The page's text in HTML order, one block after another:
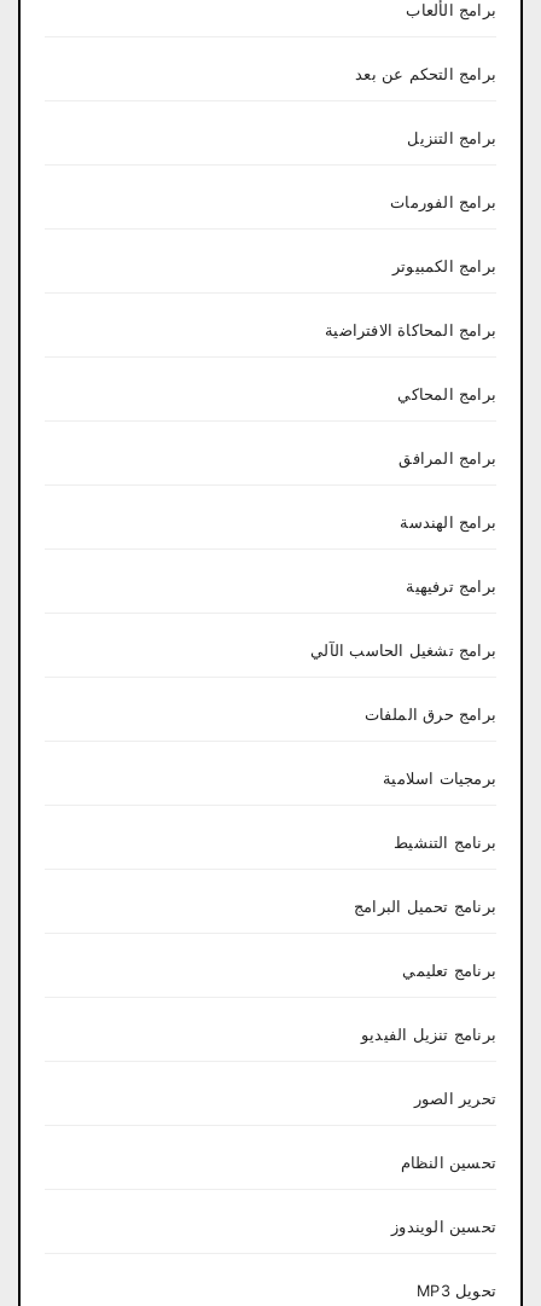
برامج الألعاب
برامج التحكم عن بعد
برامج التنزيل
برامج الفورمات
برامج الكمبيوتر
برامج المحاكاة الافتراضية
برامج المحاكي
برامج المرافق
برامج الهندسة
برامج ترفيهية
برامج تشغيل الحاسب الآلي
برامج حرق الملفات
برمجيات اسلامية
برنامج التنشيط
برنامج تحميل البرامج
برنامج تعليمي
برنامج تنزيل الفيديو
تحرير الصور
تحسين النظام
تحسين الويندوز
تحويل MP3